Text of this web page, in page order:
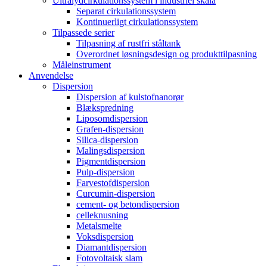
Separat cirkulationssystem
Kontinuerligt cirkulationssystem
Tilpassede serier
Tilpasning af rustfri ståltank
Overordnet løsningsdesign og produkttilpasning
Måleinstrument
Anvendelse
Dispersion
Dispersion af kulstofnanorør
Blækspredning
Liposomdispersion
Grafen-dispersion
Silica-dispersion
Malingsdispersion
Pigmentdispersion
Pulp-dispersion
Farvestofdispersion
Curcumin-dispersion
cement- og betondispersion
celleknusning
Metalsmelte
Voksdispersion
Diamantdispersion
Fotovoltaisk slam